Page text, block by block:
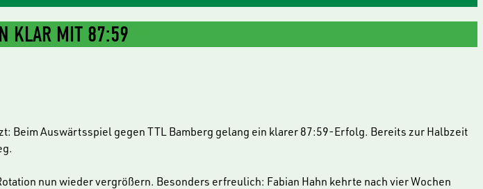
KLAR MIT 87:59
Beim Auswärtsspiel gegen TTL Bamberg gelang ein klarer 87:59-Erfolg. Bereits zur Halbzeit
nun wieder vergrößern. Besonders erfreulich: Fabian Hahn kehrte nach vier Wochen